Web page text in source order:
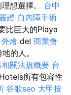
想選擇。 台中
證 白內障手術
比巨大的Playa
外燴 del 商業會
的人。
相關法規概要 台
Hotels所有包容性
谷歌seo 大甲按